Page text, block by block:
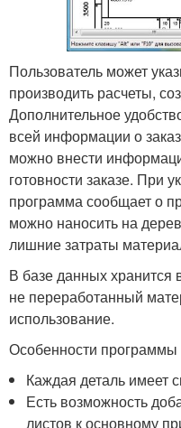
Пользователь может
производить расчеты,
Дополнительное
всей информации о
можно внести
готовности заказе. При
программа сообщает о
можно наносить на
лишние затраты
В базе данных
не переработанный
использование.
Особенности
Каждая деталь имеет
Есть возможность
листов к основному